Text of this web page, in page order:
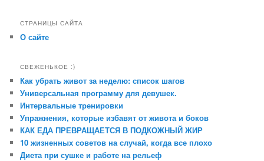
СТРАНИЦЫ САЙТА
О сайте
СВЕЖЕНЬКОЕ :)
Как убрать живот за неделю: список шагов
Универсальная программу для девушек.
Интервальные тренировки
Упражнения, которые избавят от живота и боков
КАК ЕДА ПРЕВРАЩАЕТСЯ В ПОДКОЖНЫЙ ЖИР
10 жизненных советов на случай, когда все плохо
Диета при сушке и работе на рельеф